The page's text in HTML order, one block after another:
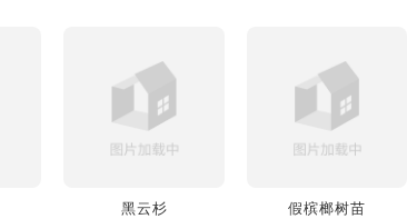
黑云杉 假槟榔树苗